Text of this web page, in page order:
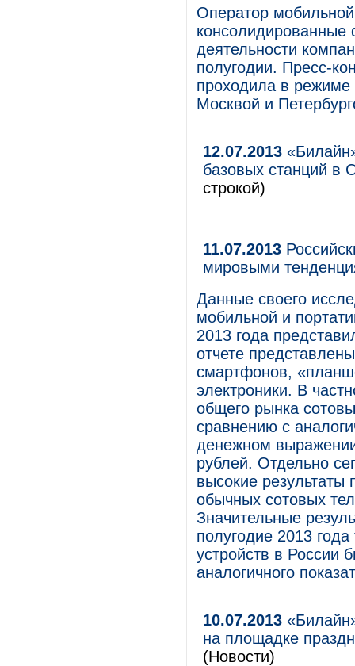
Оператор
консолидированные
деятельности
полугодии. Пресс-
проходила в режиме
Москвой и
12.07.2013
базовых станций в
строкой)
11.07.2013
мировыми
Данные своего
мобильной и
2013 года
отчете
смартфонов,
электроники. В
общего рынка
сравнению с
денежном
рублей. Отдельно
высокие результаты
обычных сотовых
Значительные
полугодие 2013
устройств в России
аналогичного
10.07.2013
на площадке
(Новости)